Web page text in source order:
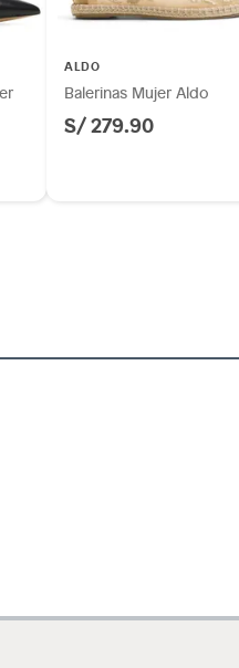
ALDO
Balerinas Mujer Aldo
S/ 279.90